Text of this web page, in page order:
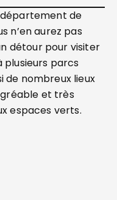
de
n’en aurez pas
détour pour visiter
plusieurs parcs
de nombreux lieux
et très
espaces verts.